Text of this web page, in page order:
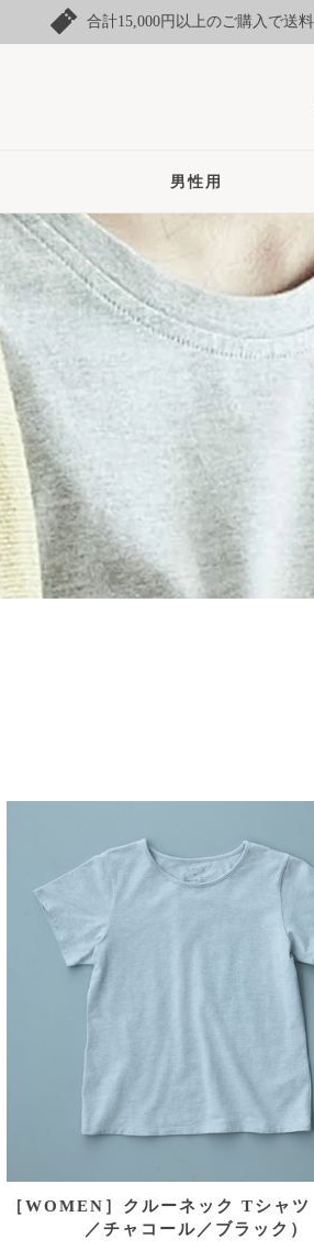
合計15,000円以上のご購入で送
男性用
［WOMEN］クルーネック Tシャツ
／チャコール／ブラック）